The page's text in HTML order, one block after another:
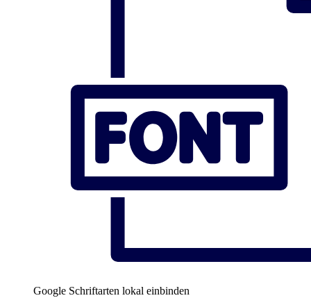
Google Schriftarten lokal einbinden